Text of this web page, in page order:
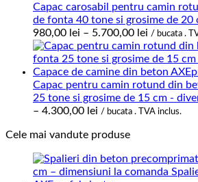
Capac carosabil pentru camin
de fonta 40 tone si grosime de 20
980,00 lei – 5.700,00 lei Interval
de
prețuri:
980,00 lei
până
la
5.700,00 lei
/ bucata .
Capac pentru camin rotund din
25 tone si grosime de 15 cm -
– 4.300,00 lei Interval
prețuri:
până
la
/ bucata . TVA inclus.
Cele mai vandute produse